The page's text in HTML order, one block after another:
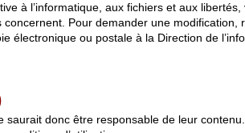
à l’informatique, aux fichiers et aux libertés,
Pour demander une modification,
électronique ou postale à la Direction de
donc être responsable de leur